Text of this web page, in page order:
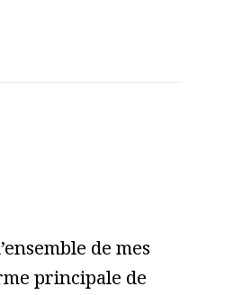
de mes
principale de